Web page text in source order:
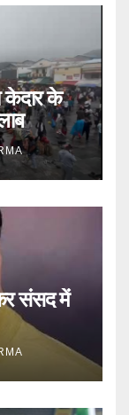
केदार के
संसद में